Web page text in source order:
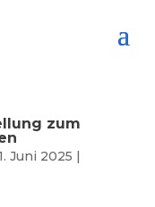
zum
Juni 2025 |